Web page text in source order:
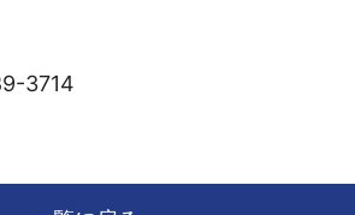
3714